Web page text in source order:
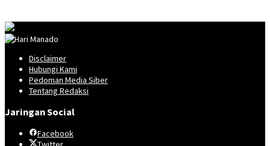
Disclaimer
Hubungi Kami
Pedoman Media Siber
Tentang Redaksi
Jaringan Social
Facebook